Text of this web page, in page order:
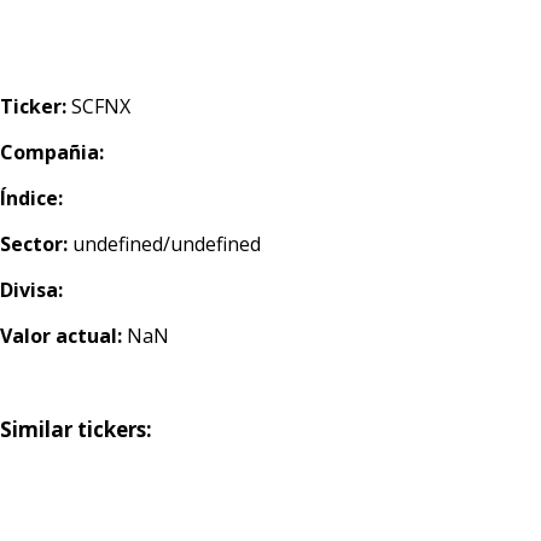
Ticker:SCFNX
Compañia:
Índice:
Sector: undefined/undefined
Divisa:
Valor actual: NaN
Similar tickers: